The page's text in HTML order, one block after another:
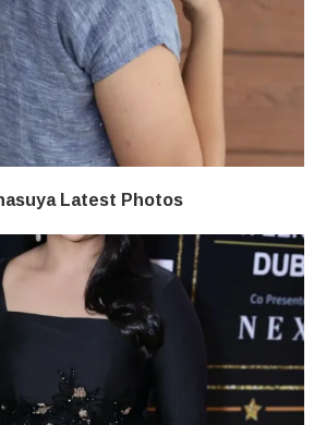
Latest Photos